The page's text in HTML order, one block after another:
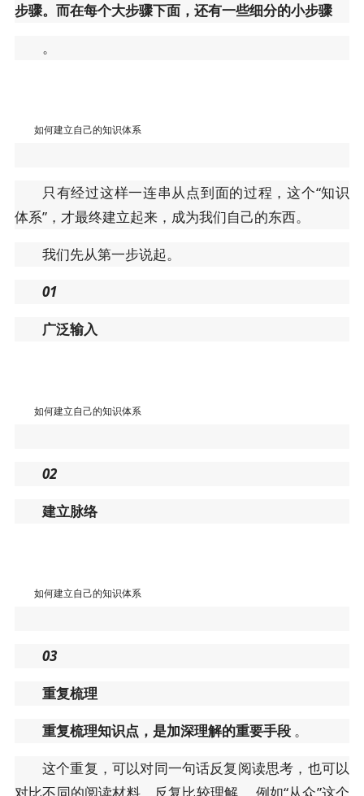
步骤。而在每个大步骤下面，还有一些细分的小步骤
。
如何建立自己的知识体系
只有经过这样一连串从点到面的过程，这个“知识
体系”，才最终建立起来，成为我们自己的东西。
我们先从第一步说起。
01
广泛输入
如何建立自己的知识体系
02
建立脉络
如何建立自己的知识体系
03
重复梳理
重复梳理知识点，是加深理解的重要手段 。
这个重复，可以对同一句话反复阅读思考，也可以